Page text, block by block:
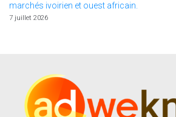
marchés ivoirien et ouest africain.
7 juillet 2026